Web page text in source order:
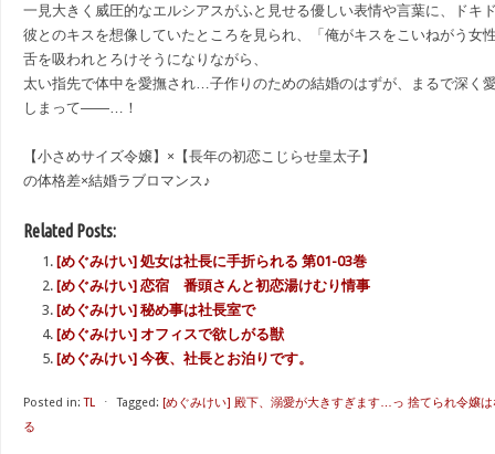
一見大きく威圧的なエルシアスがふと見せる優しい表情や言葉に、ドキ
彼とのキスを想像していたところを見られ、「俺がキスをこいねがう
舌を吸われとろけそうになりながら、
太い指先で体中を愛撫され…子作りのための結婚のはずが、まるで深く
しまって――…！
【小さめサイズ令嬢】×【長年の初恋こじらせ皇太子】
の体格差×結婚ラブロマンス♪
Related Posts:
[めぐみけい] 処女は社長に手折られる 第01-03巻
[めぐみけい] 恋宿 番頭さんと初恋湯けむり情事
[めぐみけい] 秘め事は社長室で
[めぐみけい] オフィスで欲しがる獣
[めぐみけい] 今夜、社長とお泊りです。
Posted in: TL ⋅ Tagged: [めぐみけい] 殿下、溺愛が大きすぎます…っ 捨てられ令嬢
る